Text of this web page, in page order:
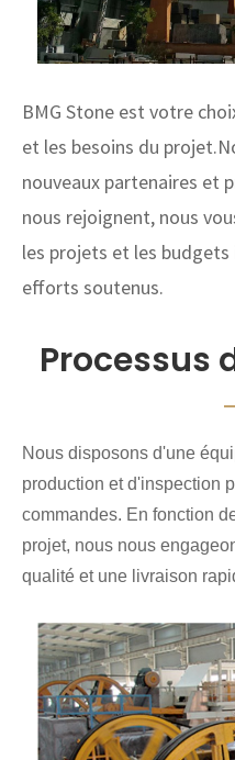
BMG Stone est votre
et les besoins du
nouveaux partenaires et
nous rejoignent, nous
les projets et les
efforts soutenus.
Processus
Nous disposons d'une
production et d'inspection
commandes. En fonction
projet, nous nous
qualité et une livraison